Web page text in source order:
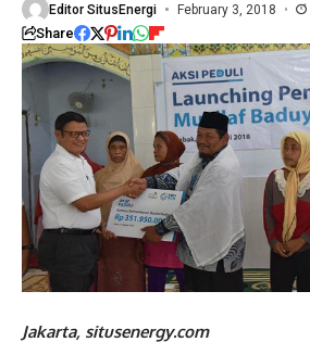
Editor SitusEnergi February 3, 2018
Share
Jakarta, situsenergy.com